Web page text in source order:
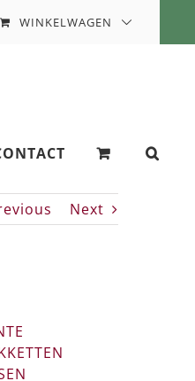
WINKELWAGEN
Next